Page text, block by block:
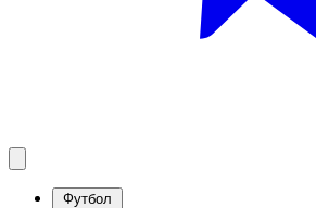
Футбол